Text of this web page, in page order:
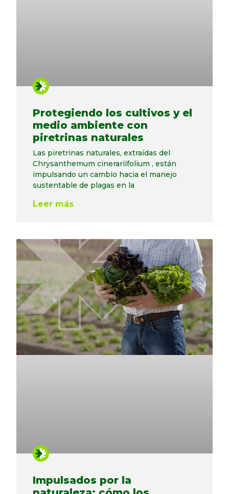
Protegiendo los cultivos y el
medio ambiente con
piretrinas naturales
Las piretrinas naturales, extraídas del
Chrysanthemum cinerariifolium , están
impulsando un cambio hacia el manejo
sustentable de plagas en la
Leer más
Impulsados ​​por la